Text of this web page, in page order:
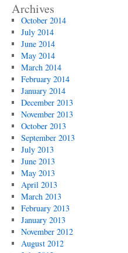
Archives
October 2014
July 2014
June 2014
May 2014
March 2014
February 2014
January 2014
December 2013
November 2013
October 2013
September 2013
July 2013
June 2013
May 2013
April 2013
March 2013
February 2013
January 2013
November 2012
August 2012